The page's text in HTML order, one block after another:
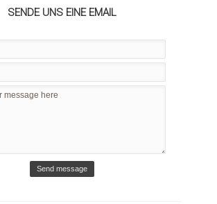
SENDE UNS EINE EMAIL
Send message